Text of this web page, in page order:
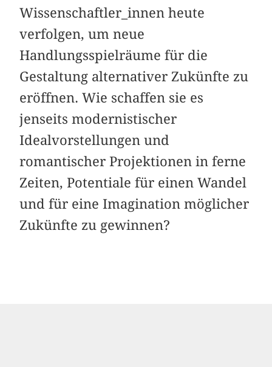
Wissenschaftler_innen heute
verfolgen, um neue
Handlungsspielräume für die
Gestaltung alternativer Zukünfte zu
eröffnen. Wie schaffen sie es
jenseits modernistischer
Idealvorstellungen und
romantischer Projektionen in ferne
Zeiten, Potentiale für einen Wandel
und für eine Imagination möglicher
Zukünfte zu gewinnen?